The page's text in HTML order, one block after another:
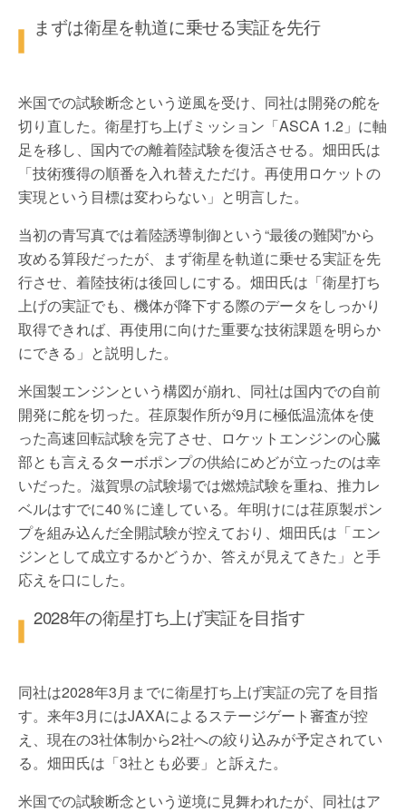
まずは衛星を軌道に乗せる実証を先行
米国での試験断念という逆風を受け、同社は開発の舵を
切り直した。衛星打ち上げミッション「ASCA 1.2」に軸
足を移し、国内での離着陸試験を復活させる。畑田氏は
「技術獲得の順番を入れ替えただけ。再使用ロケットの
実現という目標は変わらない」と明言した。
当初の青写真では着陸誘導制御という“最後の難関”から
攻める算段だったが、まず衛星を軌道に乗せる実証を先
行させ、着陸技術は後回しにする。畑田氏は「衛星打ち
上げの実証でも、機体が降下する際のデータをしっかり
取得できれば、再使用に向けた重要な技術課題を明らか
にできる」と説明した。
米国製エンジンという構図が崩れ、同社は国内での自前
開発に舵を切った。荏原製作所が9月に極低温流体を使
った高速回転試験を完了させ、ロケットエンジンの心臓
部とも言えるターボポンプの供給にめどが立ったのは幸
いだった。滋賀県の試験場では燃焼試験を重ね、推力レ
ベルはすでに40％に達している。年明けには荏原製ポン
プを組み込んだ全開試験が控えており、畑田氏は「エン
ジンとして成立するかどうか、答えが見えてきた」と手
応えを口にした。
2028年の衛星打ち上げ実証を目指す
同社は2028年3月までに衛星打ち上げ実証の完了を目指
す。来年3月にはJAXAによるステージゲート審査が控
え、現在の3社体制から2社への絞り込みが予定されてい
る。畑田氏は「3社とも必要」と訴えた。
米国での試験断念という逆境に見舞われたが、同社はア